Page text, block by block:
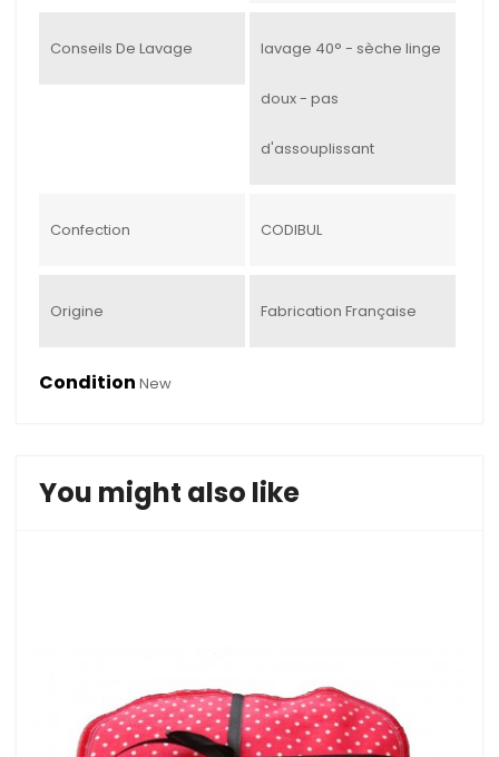
Conseils De Lavage lavage 40° - sèche linge
doux - pas
d'assouplissant
Confection CODIBUL
Origine Fabrication Française
Condition New
You might also like